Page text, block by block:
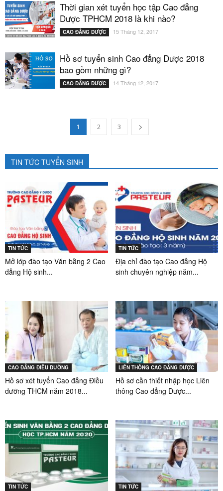
Thời gian xét tuyển học tập Cao đẳng
Dược TPHCM 2018 là khi nào?
CAO ĐẲNG DƯỢC 15 Tháng 12, 2017
Hồ sơ tuyển sinh Cao đẳng Dược 2018
bao gồm những gì?
CAO ĐẲNG DƯỢC 14 Tháng 12, 2017
1 2 3
TIN TỨC TUYỂN SINH
TIN TỨC
Mở lớp đào tạo Văn bằng 2 Cao
đẳng Hộ sinh...
TIN TỨC
Địa chỉ đào tạo Cao đẳng Hộ
sinh chuyên nghiệp năm...
CAO ĐẲNG ĐIỀU DƯỠNG
Hồ sơ xét tuyển Cao đẳng Điều
dưỡng THCM năm 2018...
LIÊN THÔNG CAO ĐẲNG DƯỢC
Hồ sơ cần thiết nhập học Liên
thông Cao đẳng Dược...
TIN TỨC TIN TỨC